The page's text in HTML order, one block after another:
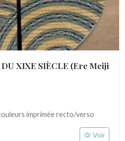
XIXE SIÈCLE (Ere Meiji
imprimée recto/verso
Voir